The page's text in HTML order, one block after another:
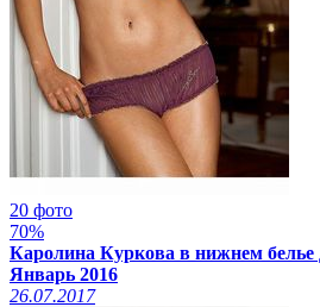
20 фото
70%
Каролина Куркова в нижнем белье
Январь 2016
26.07.2017